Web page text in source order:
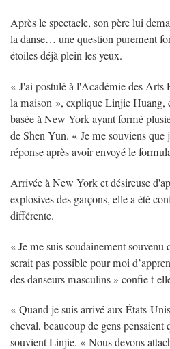
Après le spectacle, son père lui
la danse… une question purement
étoiles déjà plein les yeux.
« J'ai postulé à l'Académie des Arts
la maison », explique Linjie Huang,
basée à New York ayant formé
de Shen Yun. « Je me souviens
réponse après avoir envoyé le
Arrivée à New York et désireuse
explosives des garçons, elle a été
différente.
« Je me suis soudainement souvenu
serait pas possible pour moi
des danseurs masculins » confie t-
« Quand je suis arrivé aux États-
cheval, beaucoup de gens pensaient
souvient Linjie. « Nous devons